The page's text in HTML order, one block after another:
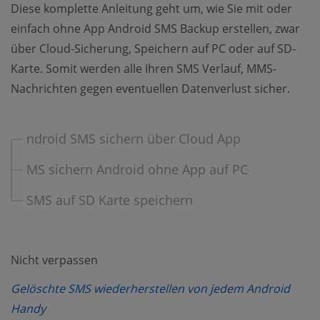
Diese komplette Anleitung geht um, wie Sie mit oder
einfach ohne App Android SMS Backup erstellen, zwar
über Cloud-Sicherung, Speichern auf PC oder auf SD-
Karte. Somit werden alle Ihren SMS Verlauf, MMS-
Nachrichten gegen eventuellen Datenverlust sicher.
ndroid SMS sichern über Cloud App
MS sichern Android ohne App auf PC
SMS auf SD Karte speichern
Nicht verpassen
Gelöschte SMS wiederherstellen von jedem Android
Handy(opens new window)